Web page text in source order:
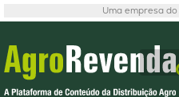
Uma empresa do